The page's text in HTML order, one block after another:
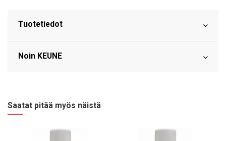
Tuotetiedot
Noin KEUNE
Saatat pitää myös näistä